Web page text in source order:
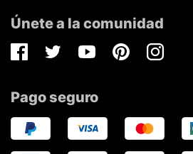
Únete a la comunidad
FacebookTwitterYoutubePinterestInstagram
Pago seguro